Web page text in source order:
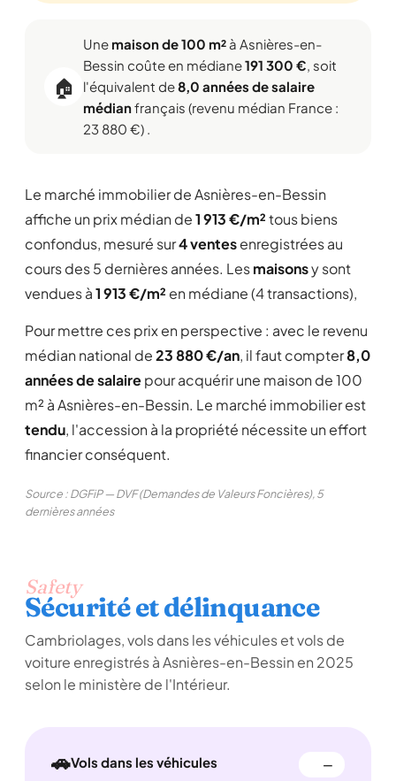
🏠
Une maison de 100 m² à Asnières-en-
Bessin coûte en médiane191 300 €, soit
l'équivalent de8,0 années de salaire
médianfrançais (revenu médian France :
23 880 €) .
Le marché immobilier de Asnières-en-Bessin
affiche un prix médian de1 913 €/m²tous biens
confondus, mesuré sur4 ventesenregistrées au
cours des 5 dernières années. Lesmaisonsy sont
vendues à1 913 €/m² en médiane (4 transactions),
Pour mettre ces prix en perspective : avec le revenu
médian national de23 880 €/an, il faut compter8,0
années de salairepour acquérir une maison de 100
m² à Asnières-en-Bessin. Le marché immobilier est
tendu, l'accession à la propriété nécessite un effort
financier conséquent.
Source : DGFiP — DVF (Demandes de Valeurs Foncières), 5
dernières années
Safety
Sécurité et délinquance
Cambriolages, vols dans les véhicules et vols de
voiture enregistrés à Asnières-en-Bessin en 2025
selon le ministère de l'Intérieur.
🚗Vols dans les véhicules —